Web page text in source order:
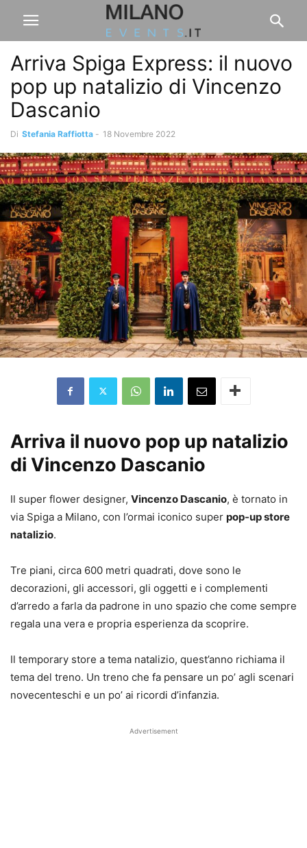
Arriva Spiga Express: il nuovo
pop up natalizio di Vincenzo
Dascanio
Di Stefania Raffiotta - 18 Novembre 2022
Arriva il nuovo pop up natalizio
di Vincenzo Dascanio
Il super flower designer, Vincenzo Dascanio, è tornato in
via Spiga a Milano, con l’ormai iconico super pop-up store
natalizio.
Tre piani, circa 600 metri quadrati, dove sono le
decorazioni, gli accessori, gli oggetti e i complementi
d’arredo a farla da padrone in uno spazio che come sempre
regala una vera e propria esperienza da scoprire.
Il temporary store a tema natalizio, quest’anno richiama il
tema del treno. Un treno che fa pensare un po’ agli scenari
novecenteschi e un po’ ai ricordi d’infanzia.
Advertisement